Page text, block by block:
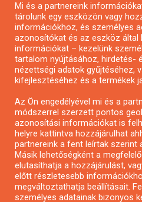
Pályázatírás civil
Pályázatírás
Pályázatfigyelés
Specifikus pályázatfigyelés
Pályázatok
Pályázatok civil
Pályázatok vállalkozásoknak
Önkormányzati pályázatok
Mezőgazdasági pályázatok
Mi és a partnereink
tárolunk egy eszközön vagy
információkhoz, és személyes
azonosítókat és az eszköz által
információkat – kezelünk
tartalom nyújtásához, hirdetés-
nézettségi adatok gyűjtéséhez,
kifejlesztéséhez és a termékek
Az Ön engedélyével mi és a
módszerrel szerzett pontos
azonosítási információkat is
helyre kattintva hozzájárulhat
partnereink a fent leírtak szerint
Másik lehetőségként a
elutasíthatja a hozzájárulást,
előtt részletesebb
megváltoztathatja beállításait.
személyes adatainak bizonyos